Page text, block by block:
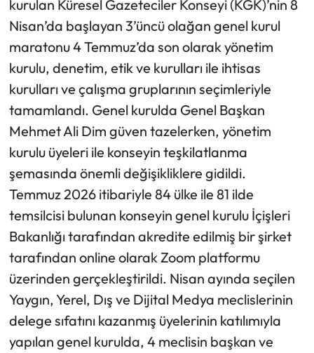
kurulan Küresel Gazeteciler Konseyi (KGK)’nin 8
Nisan’da başlayan 3’üncü olağan genel kurul
maratonu 4 Temmuz’da son olarak yönetim
kurulu, denetim, etik ve kurulları ile ihtisas
kurulları ve çalışma gruplarının seçimleriyle
tamamlandı. Genel kurulda Genel Başkan
Mehmet Ali Dim güven tazelerken, yönetim
kurulu üyeleri ile konseyin teşkilatlanma
şemasında önemli değişikliklere gidildi.
Temmuz 2026 itibariyle 84 ülke ile 81 ilde
temsilcisi bulunan konseyin genel kurulu İçişleri
Bakanlığı tarafından akredite edilmiş bir şirket
tarafından online olarak Zoom platformu
üzerinden gerçekleştirildi. Nisan ayında seçilen
Yaygın, Yerel, Dış ve Dijital Medya meclislerinin
delege sıfatını kazanmış üyelerinin katılımıyla
yapılan genel kurulda, 4 meclisin başkan ve
Mecitözü Haberleri
Ortaköy Haberleri
Osmancık Haberleri
Otomotiv
Resmi İlan
Resmi Reklam
Sağlık
Siyaset
Spor